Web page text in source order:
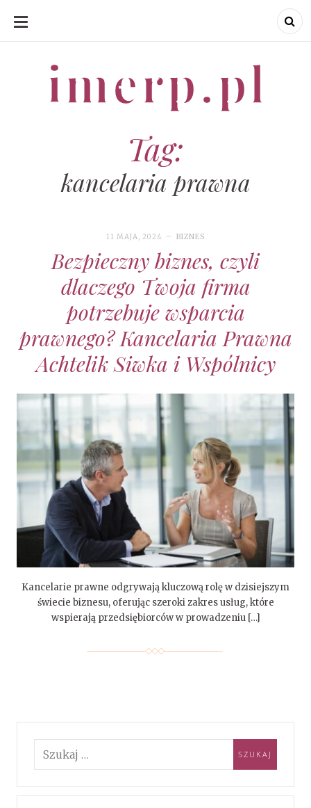
SKIP
CONTENT
imerp.pl
Tag:
kancelaria prawna
11 MAJA, 2024 BIZNES
Bezpieczny biznes, czyli
dlaczego Twoja firma
potrzebuje wsparcia
prawnego? Kancelaria Prawna
Achtelik Siwka i Wspólnicy
Kancelarie prawne odgrywają kluczową rolę w dzisiejszym
świecie biznesu, oferując szeroki zakres usług, które
wspierają przedsiębiorców w prowadzeniu […]